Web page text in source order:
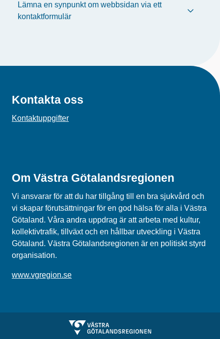
Lämna en synpunkt om webbsidan via ett
kontaktformulär
Kontakta oss
Kontaktuppgifter
Om Västra Götalandsregionen
Vi ansvarar för att du har tillgång till en bra sjukvård och
vi skapar förutsättningar för en god hälsa för alla i Västra
Götaland. Våra andra uppdrag är att arbeta med kultur,
kollektivtrafik, tillväxt och en hållbar utveckling i Västra
Götaland. Västra Götalandsregionen är en politiskt styrd
organisation.
www.vgregion.se